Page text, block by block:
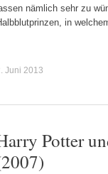
nämlich sehr zu
in
Juni 2013
Potter